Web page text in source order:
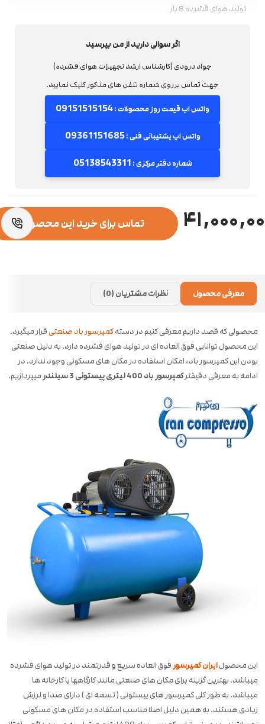
تولید هوای فشرده 8 بار
دارای اورلود برای جلوگیری از زیر بار ماندن موتور
دارای گواهی: ISO9001 - CE - MEC
اگر سوالی دارید از من بپرسید
جواد درودی (کارشناس ارشد تجهیزات هوای فشرده)
جهت تماس برروی شماره تلفن های مذکور کلیک نمایید.
واتس اپ قیمت روز محصولات :09151515154
واتس اپ پشتیبانی فنی :09361151685
شماره دفتر مرکزی : 05138543311
تماس برای خرید این محصول
معرفی محصول نظرات مشتریان (0)
محصولی که قصد داریم معرفی کنیم در دستهکمپرسور باد صنعتیقرار میگیرد.
این محصول توانایی فوق العاده ای در تولید هوای فشرده دارد. به دلیل صنعتی
بودن این کمپرسور باد، امکان استفاده در مکان های مسکونی وجود ندارد. در
ادامه به معرفی دقیقترکمپرسور باد 400 لیتری پیستونی 3 سیلندر میپردازیم.
این محصولایران کمپرسور فوق العاده سریع و قدرتمند در تولید هوای فشرده
میباشد. بهترین گزینه برای مکان های صنعتی مانند کارگاهها یا کارخانه ها
میباشد. به طور کلی کمپرسور های پیستونی ( تسمه ای ) دارای صدا و لرزش
زیادی هستند. به همین دلیل اصلا مناسب استفاده در مکان های مسکونی